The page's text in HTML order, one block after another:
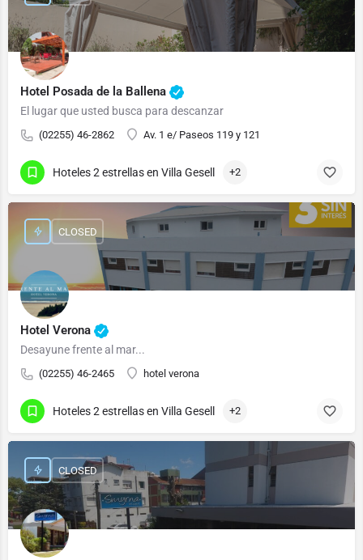
Hotel Posada de la Ballena
El lugar que usted busca para descanzar
(02255) 46-2862 Av. 1 e/ Paseos 119 y 121
Hoteles 2 estrellas en Villa Gesell +2
Hotel Verona
Desayune frente al mar...
(02255) 46-2465 hotel verona
CLOSED
Hoteles 2 estrellas en Villa Gesell +2
CLOSED